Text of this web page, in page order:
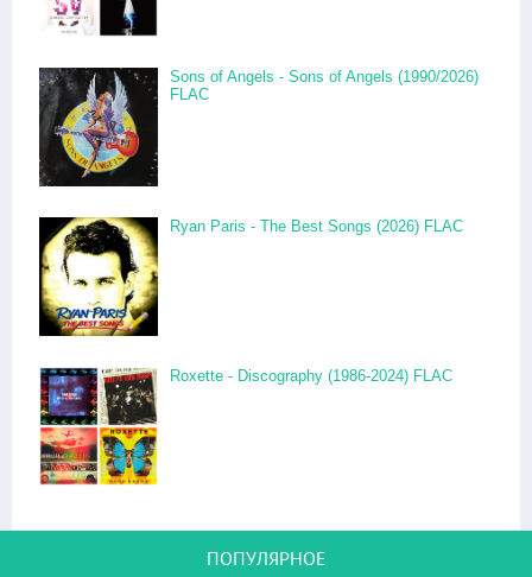
Sons of Angels - Sons of Angels (1990/2026)
FLAC
Ryan Paris - The Best Songs (2026) FLAC
Roxette - Discography (1986-2024) FLAC
ПОПУЛЯРНОЕ